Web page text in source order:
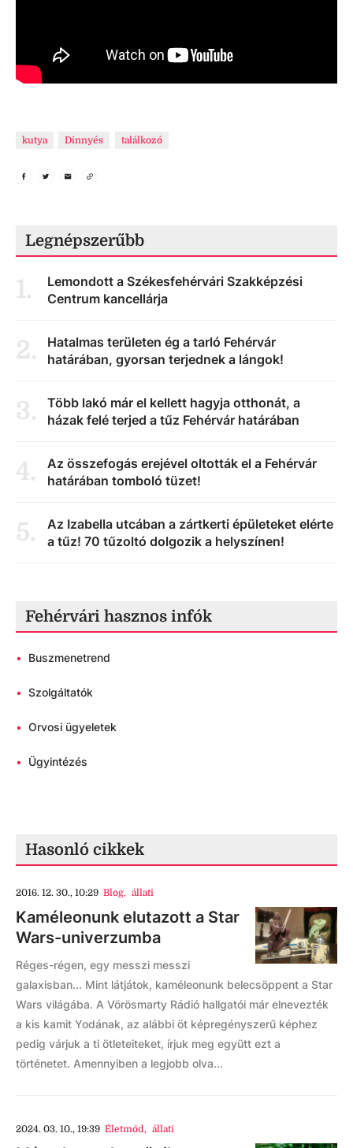
kutya Dinnyés találkozó
Legnépszerűbb
1.
Lemondott a Székesfehérvári Szakképzési
Centrum kancellárja
2.
Hatalmas területen ég a tarló Fehérvár
határában, gyorsan terjednek a lángok!
3.
Több lakó már el kellett hagyja otthonát, a
házak felé terjed a tűz Fehérvár határában
4.
Az összefogás erejével oltották el a Fehérvár
határában tomboló tüzet!
5.
Az Izabella utcában a zártkerti épületeket elérte
a tűz! 70 tűzoltó dolgozik a helyszínen!
Fehérvári hasznos infók
• Buszmenetrend
• Szolgáltatók
• Orvosi ügyeletek
• Ügyintézés
Hasonló cikkek
2016. 12. 30., 10:29 Blog, állati
Kaméleonunk elutazott a Star
Wars-univerzumba
Réges-régen, egy messzi messzi
galaxisban... Mint látjátok, kaméleonunk belecsöppent a Star
Wars világába. A Vörösmarty Rádió hallgatói már elnevezték
a kis kamit Yodának, az alábbi öt képregényszerű képhez
pedig várjuk a ti ötleteiteket, írjuk meg együtt ezt a
történetet. Amennyiben a legjobb olva...
2024. 03. 10., 19:39 Életmód, állati